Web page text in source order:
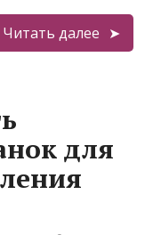
Читать далее
для